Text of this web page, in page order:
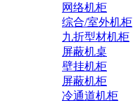
网络机柜
综合/室外机柜
九折型材机柜
屏蔽机桌
壁挂机柜
屏蔽机柜
冷通道机柜